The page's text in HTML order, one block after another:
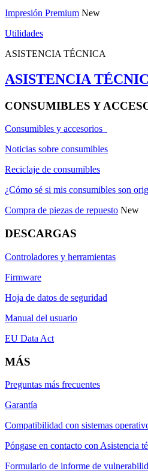
Impresión Premium New
Utilidades
ASISTENCIA TÉCNICA
ASISTENCIA
CONSUMIBLES Y
Consumibles y accesorios
Noticias sobre consumibles
Reciclaje de consumibles
¿Cómo sé si mis consumibles son
Compra de piezas de repuesto New
DESCARGAS
Controladores y herramientas
Firmware
Hoja de datos de seguridad
Manual del usuario
EU Data Act
MÁS
Preguntas más frecuentes
Garantía
Compatibilidad con sistemas
Póngase en contacto con Asistencia
Formulario de informe de